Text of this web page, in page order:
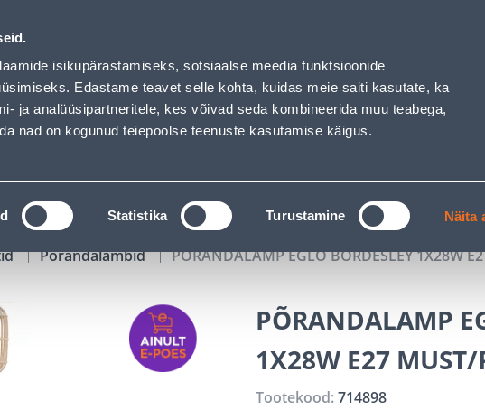
isikupärastamiseks, sotsiaalse meedia funktsioonide
Edastame teavet selle kohta, kuidas meie saiti kasutate, ka
ja analüüsipartneritele, kes võivad seda kombineerida muu teabega,
nad on kogunud teiepoolse teenuste kasutamise käigus.
Statistika Turustamine Näita
has loaded
Teenused Karjäärileht
OTSI Logi sisse
KATALOOGID TÖÖRIISTALAENUTUS JÄRELMAKS
Põrandalambid PÕRANDALAMP EGLO BORDESLEY 1X28W
PÕRANDALAMP
1X28W E27
Tootekood:714898